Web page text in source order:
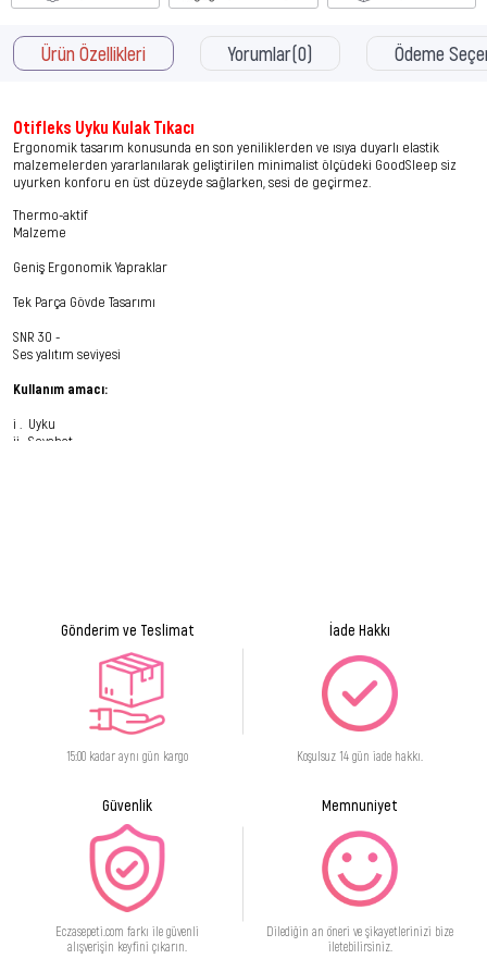
Ürün Özellikleri Yorumlar(0) Ödeme
Otifleks Uyku Kulak Tıkacı
Ergonomik tasarım konusunda en son yeniliklerden ve ısıya duyarlı elastik
malzemelerden yararlanılarak geliştirilen minimalist ölçüdeki GoodSleep siz
uyurken konforu en üst düzeyde sağlarken, sesi de geçirmez.
Thermo-aktif
Malzeme
Geniş Ergonomik Yapraklar
Tek Parça Gövde Tasarımı
SNR 30 -
Ses yalıtım seviyesi
Kullanım amacı:
i . Uyku
ii. Seyahat
Gönderim ve Teslimat
15:00 kadar aynı gün kargo
İade Hakkı
Koşulsuz 14 gün iade hakkı.
Güvenlik
Eczasepeti.com farkı ile güvenli
alışverişin keyfini çıkarın.
Memnuniyet
Dilediğin an öneri ve şikayetlerinizi bize
iletebilirsiniz.